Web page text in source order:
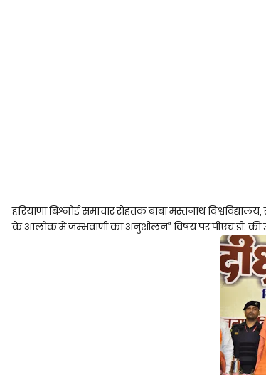
हरियाणा बिश्नोई समाचार रोहतक बाबा मस्तनाथ
के आलोक में जम्भवाणी का अनुशीलन” विषय पर पीएच.डी. की